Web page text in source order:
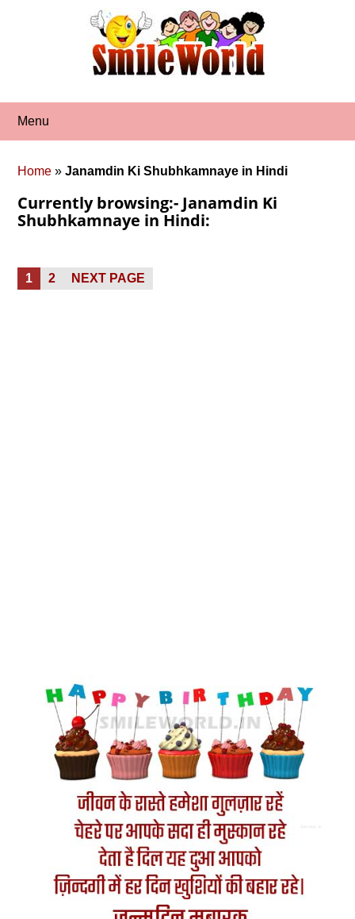
Menu
Home »Janamdin Ki Shubhkamnaye in Hindi
Currently browsing:- Janamdin Ki
Shubhkamnaye in Hindi:
Posts
pagination
PAGE
1 PAGE
2 NEXT PAGE